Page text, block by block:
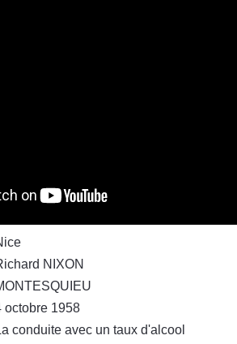
NIXON
octobre 1958
conduite avec un taux d'alcool